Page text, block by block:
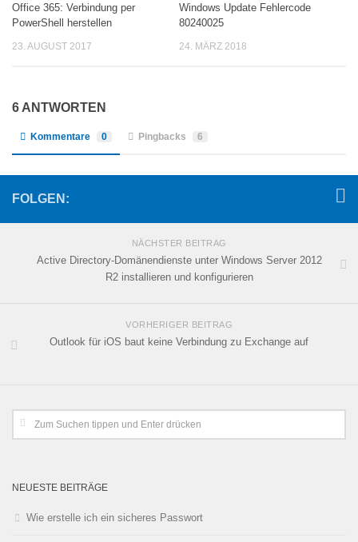
Office 365: Verbindung per
PowerShell herstellen
23. AUGUST 2017
Windows Update Fehlercode
80240025
24. MÄRZ 2018
6 ANTWORTEN
Kommentare 0 Pingbacks 6
FOLGEN:
NÄCHSTER BEITRAG
Active Directory-Domänendienste unter Windows Server 2012
R2 installieren und konfigurieren
VORHERIGER BEITRAG
Outlook für iOS baut keine Verbindung zu Exchange auf
NEUESTE BEITRÄGE
Wie erstelle ich ein sicheres Passwort